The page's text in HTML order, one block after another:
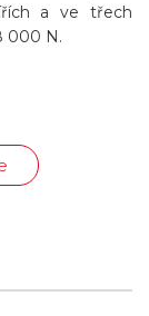
a ve třech
000 N.